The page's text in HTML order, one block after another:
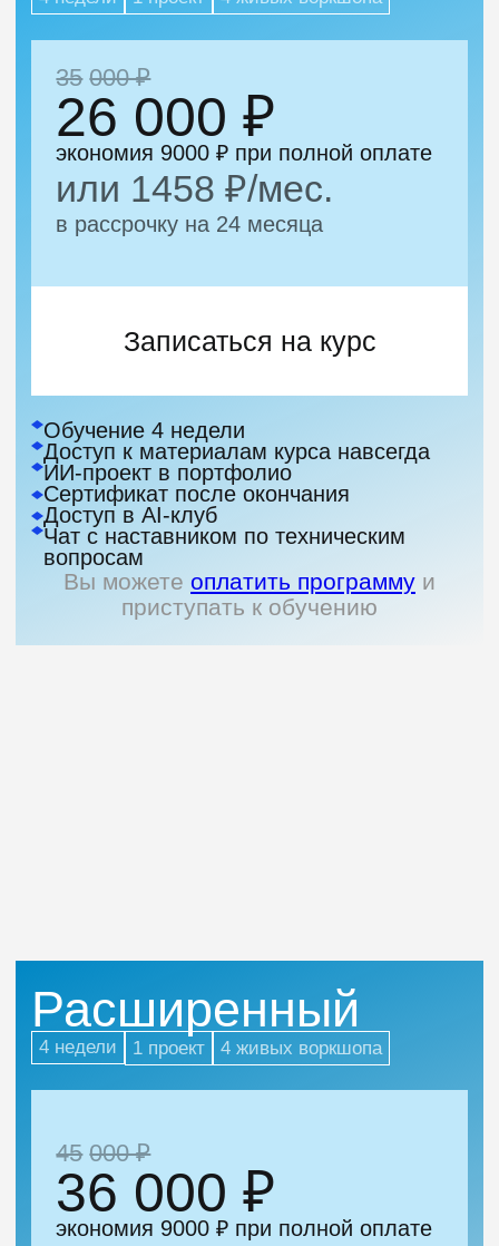
Программист и CTO с более чем 18-летним
опытом в коммерческой разработке. Начал
карьеру в 2007 году и прошёл путь
от разработчика до тимлида, CTO
Основная специализация — веб-разработка
во всём её спектре: от фронтенда и бэкенда
Автор курса
Кирилл Мокевнин
конференции, митапы, подкасты
Комфортные